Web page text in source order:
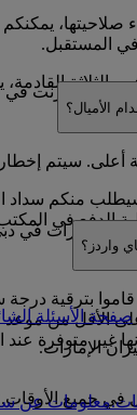
في المستقبل.
صلاحيتها لمدة 12 شهرا
عبر
الأميال؟
سيتم
منكم سداد
الدفع في
الإمارات
الإمارات.
واردز؟
بترقية
(يتعين حجز خدمة
غير متوفرة
جميع
صفحة الأسئلة
معلومات عن